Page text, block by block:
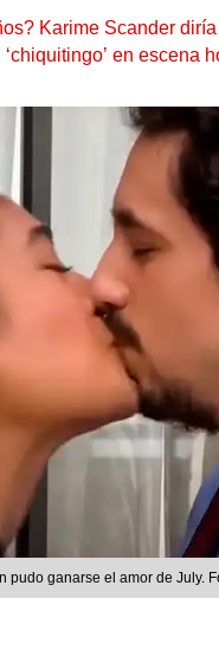
Karime Scander
en escena
pudo ganarse el amor de July.